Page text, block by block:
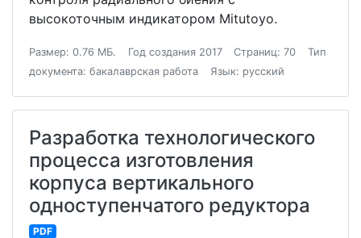
высокоточным индикатором Mitutoyo.
Размер: 0.76 МБ. Год создания 2017 Страниц: 70
Тип
документа: бакалаврская работа
Язык: русский
Разработка технологического
процесса изготовления
корпуса вертикального
одноступенчатого редуктора
PDF